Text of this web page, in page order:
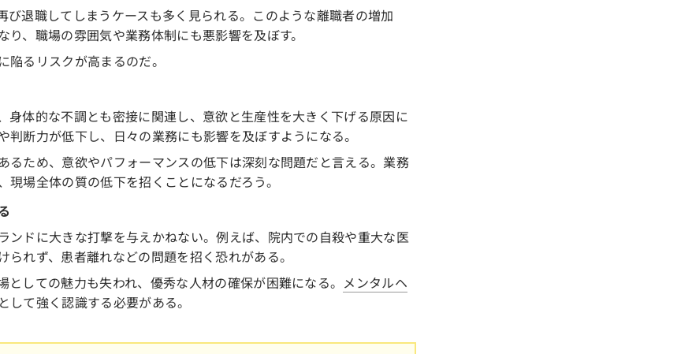
退職してしまうケースも多く見られる。このような離職者の増加
、職場の雰囲気や業務体制にも悪影響を及ぼす。
るリスクが高まるのだ。
体的な不調とも密接に関連し、意欲と生産性を大きく下げる原因に
断力が低下し、日々の業務にも影響を及ぼすようになる。
ため、意欲やパフォーマンスの低下は深刻な問題だと言える。業務
場全体の質の低下を招くことになるだろう。
ンドに大きな打撃を与えかねない。例えば、院内での自殺や重大な医
れず、患者離れなどの問題を招く恐れがある。
しての魅力も失われ、優秀な人材の確保が困難になる。 メンタルヘ
て強く認識する必要がある。